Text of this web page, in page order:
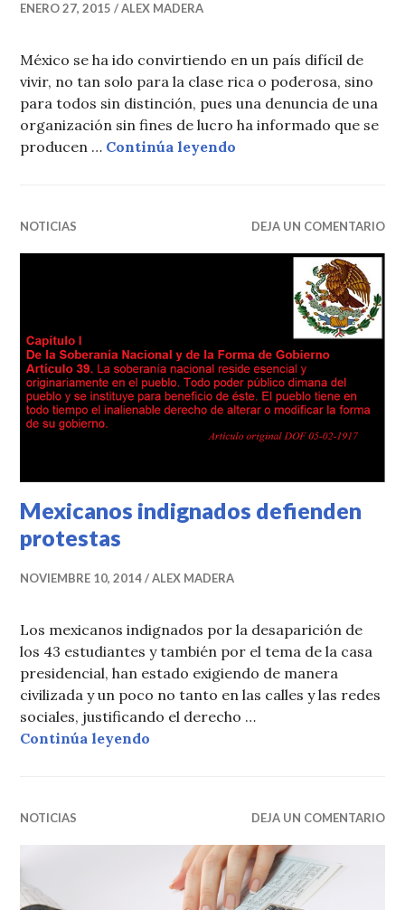
ENERO 27, 2015 ALEX MADERA
México se ha ido convirtiendo en un país difícil de
vivir, no tan solo para la clase rica o poderosa, sino
para todos sin distinción, pues una denuncia de una
organización sin fines de lucro ha informado que se
producen … Continúa leyendo
NOTICIAS DEJA UN COMENTARIO
Mexicanos indignados defienden
protestas
NOVIEMBRE 10, 2014 ALEX MADERA
Los mexicanos indignados por la desaparición de
los 43 estudiantes y también por el tema de la casa
presidencial, han estado exigiendo de manera
civilizada y un poco no tanto en las calles y las redes
sociales, justificando el derecho …
Continúa leyendo
NOTICIAS DEJA UN COMENTARIO